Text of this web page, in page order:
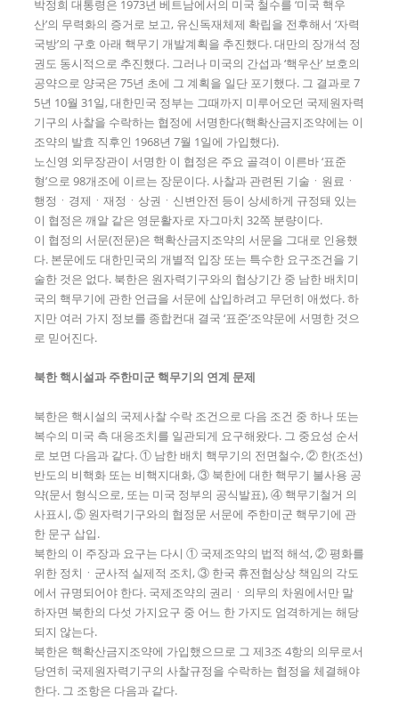
박정희 대통령은 1973년 베트남에서의 미국 철수를 ‘미국 핵우
산’의 무력화의 증거로 보고, 유신독재체제 확립을 전후해서 ‘자력
국방’의 구호 아래 핵무기 개발계획을 추진했다. 대만의 장개석 정
권도 동시적으로 추진했다. 그러나 미국의 간섭과 ‘핵우산’ 보호의
공약으로 양국은 75년 초에 그 계획을 일단 포기했다. 그 결과로 7
5년 10월 31일, 대한민국 정부는 그때까지 미루어오던 국제원자력
기구의 사찰을 수락하는 협정에 서명한다(핵확산금지조약에는 이
조약의 발효 직후인 1968년 7월 1일에 가입했다).
노신영 외무장관이 서명한 이 협정은 주요 골격이 이른바 ‘표준
형’으로 98개조에 이르는 장문이다. 사찰과 관련된 기술ㆍ원료ㆍ
행정ㆍ경제ㆍ재정ㆍ상권ㆍ신변안전 등이 상세하게 규정돼 있는
이 협정은 깨알 같은 영문활자로 자그마치 32쪽 분량이다.
이 협정의 서문(전문)은 핵확산금지조약의 서문을 그대로 인용했
다. 본문에도 대한민국의 개별적 입장 또는 특수한 요구조건을 기
술한 것은 없다. 북한은 원자력기구와의 협상기간 중 남한 배치미
국의 핵무기에 관한 언급을 서문에 삽입하려고 무던히 애썼다. 하
지만 여러 가지 정보를 종합컨대 결국 ‘표준’조약문에 서명한 것으
로 믿어진다.
북한 핵시설과 주한미군 핵무기의 연계 문제
북한은 핵시설의 국제사찰 수락 조건으로 다음 조건 중 하나 또는
복수의 미국 측 대응조치를 일관되게 요구해왔다. 그 중요성 순서
로 보면 다음과 같다. ① 남한 배치 핵무기의 전면철수, ② 한(조선)
반도의 비핵화 또는 비핵지대화, ③ 북한에 대한 핵무기 불사용 공
약(문서 형식으로, 또는 미국 정부의 공식발표), ④ 핵무기철거 의
사표시, ⑤ 원자력기구와의 협정문 서문에 주한미군 핵무기에 관
한 문구 삽입.
북한의 이 주장과 요구는 다시 ① 국제조약의 법적 해석, ② 평화를
위한 정치ㆍ군사적 실제적 조치, ③ 한국 휴전협상상 책임의 각도
에서 규명되어야 한다. 국제조약의 권리ㆍ의무의 차원에서만 말
하자면 북한의 다섯 가지요구 중 어느 한 가지도 엄격하게는 해당
되지 않는다.
북한은 핵확산금지조약에 가입했으므로 그 제3조 4항의 의무로서
당연히 국제원자력기구의 사찰규정을 수락하는 협정을 체결해야
한다. 그 조항은 다음과 같다.